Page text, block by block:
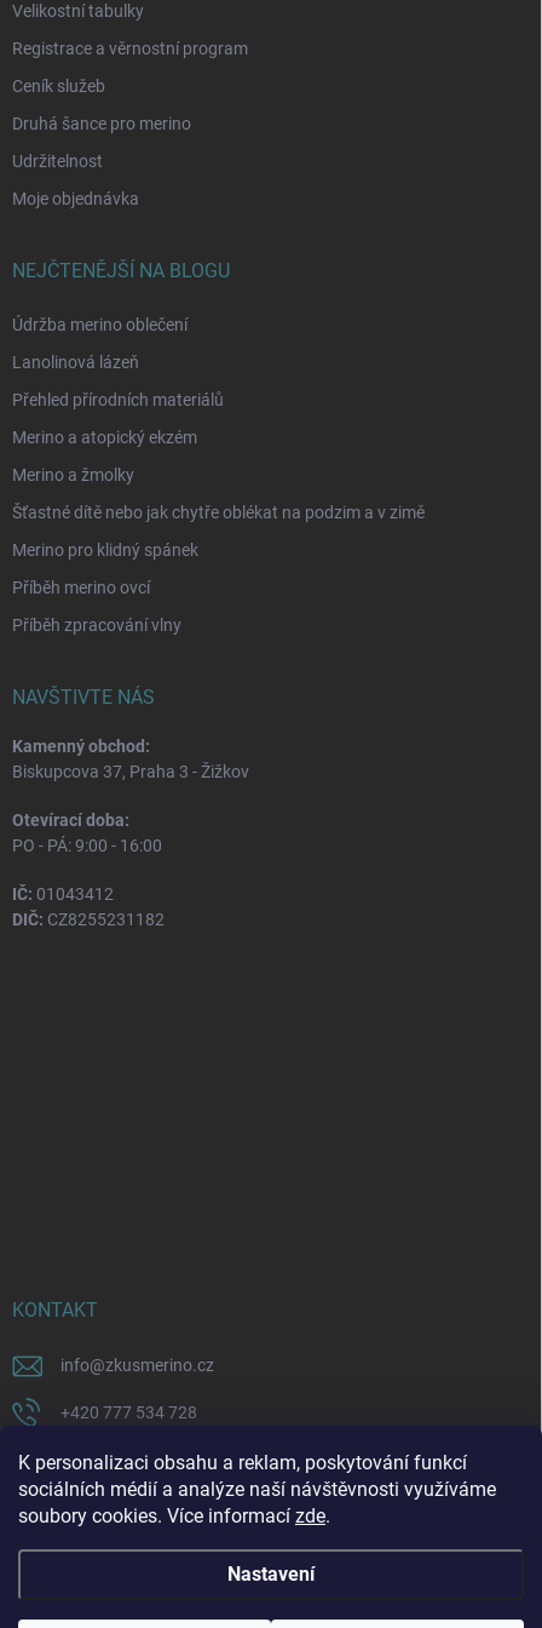
K personalizaci obsahu a reklam, poskytování funkcí
sociálních médií a analýze naší návštěvnosti využíváme
soubory cookies. Více informací zde.
Nastavení
Velikostní tabulky
Registrace a věrnostní program
Ceník služeb
Druhá šance pro merino
Udržitelnost
Moje objednávka
NEJČTENĚJŠÍ NA BLOGU
Údržba merino oblečení
Lanolinová lázeň
Přehled přírodních materiálů
Merino a atopický ekzém
Merino a žmolky
Šťastné dítě nebo jak chytře oblékat na podzim a v zimě
Merino pro klidný spánek
Příběh merino ovcí
Příběh zpracování vlny
NAVŠTIVTE NÁS
Kamenný obchod:
Biskupcova 37, Praha 3 - Žižkov
Otevírací doba:
PO - PÁ: 9:00 - 16:00
IČ: 01043412
DIČ: CZ8255231182
KONTAKT
info@zkusmerino.cz
+420 777 534 728
https://www.facebook.com/zkusmerino/
zkusmerino.cz
Copyright 2026ZKUSMERINO. Všechna práva vyhrazena.Upravit nastavení